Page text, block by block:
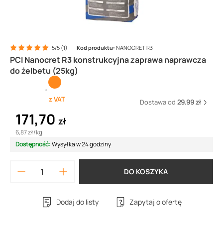
PCI Nanocret R3 konstrukcyjna zaprawa naprawcza
do żelbetu (25kg)
5/5 (1) Kod produktu: NANOCRET R3
z VAT Dostawa od 29.99 zł
171,70 zł
6,87 zł/kg
Dostępność:Wysyłka w 24 godziny
DO KOSZYKA
Dodaj do listy Zapytaj o ofertę